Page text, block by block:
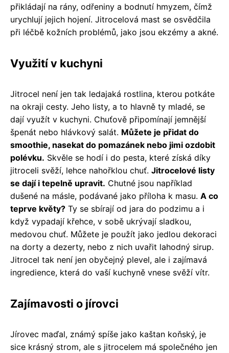
přikládají na rány, odřeniny a bodnutí hmyzem, čímž
urychlují jejich hojení. Jitrocelová mast se osvědčila
při léčbě kožních problémů, jako jsou ekzémy a akné.
Využití v kuchyni
Jitrocel není jen tak ledajaká rostlina, kterou potkáte
na okraji cesty. Jeho listy, a to hlavně ty mladé, se
dají využít v kuchyni. Chuťově připomínají jemnější
špenát nebo hlávkový salát. Můžete je přidat do
smoothie, nasekat do pomazánek nebo jimi ozdobit
polévku. Skvěle se hodí i do pesta, které získá díky
jitroceli svěží, lehce nahořklou chuť. Jitrocelové listy
se dají i tepelně upravit. Chutné jsou například
dušené na másle, podávané jako příloha k masu. A co
teprve květy? Ty se sbírají od jara do podzimu a i
když vypadají křehce, v sobě ukrývají sladkou,
medovou chuť. Můžete je použít jako jedlou dekoraci
na dorty a dezerty, nebo z nich uvařit lahodný sirup.
Jitrocel tak není jen obyčejný plevel, ale i zajímavá
ingredience, která do vaší kuchyně vnese svěží vítr.
Zajímavosti o jírovci
Jírovec maďal, známý spíše jako kaštan koňský, je
sice krásný strom, ale s jitrocelem má společného jen